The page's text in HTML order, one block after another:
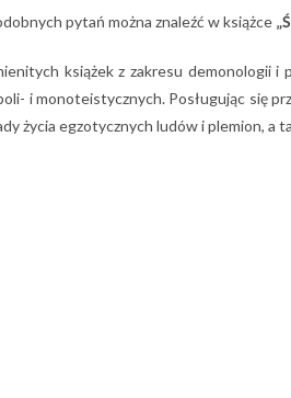
pytań można znaleźć w książce
książek z zakresu demonologii
i monoteistycznych. Posługując się
życia egzotycznych ludów i plemion,